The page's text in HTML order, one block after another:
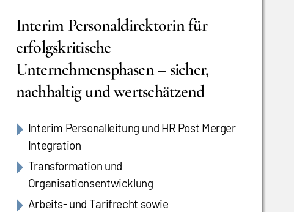
Interim Personaldirektorin für
erfolgskritische
Unternehmensphasen – sicher,
nachhaltig und wertschätzend
Interim Personalleitung und HR Post Merger
Integration
Transformation und
Organisationsentwicklung
Arbeits- und Tarifrecht sowie